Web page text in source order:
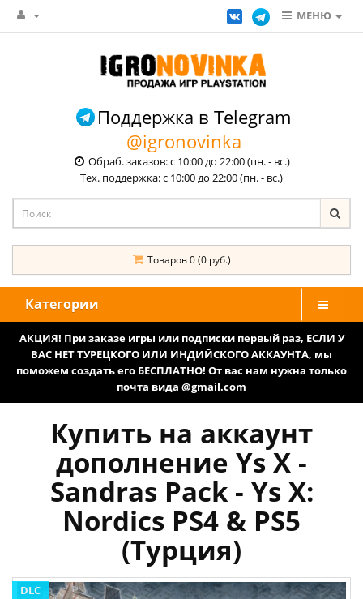
МЕНЮ
Поддержка в Telegram
@igronovinka
Обраб. заказов: с 10:00 до 22:00 (пн. - вс.)
Тех. поддержка: с 10:00 до 22:00 (пн. - вс.)
Товаров 0 (0 руб.)
Категории
АКЦИЯ! При заказе игры или подписки первый раз, ЕСЛИ У
ВАС НЕТ ТУРЕЦКОГО ИЛИ ИНДИЙСКОГО АККАУНТА, мы
поможем создать его БЕСПЛАТНО! От вас нам нужна только
почта вида @gmail.com
Купить на аккаунт
дополнение Ys X -
Sandras Pack - Ys X:
Nordics PS4 & PS5
(Турция)
DLC